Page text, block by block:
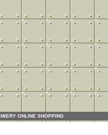
MIERY ONLINE SHOPPING